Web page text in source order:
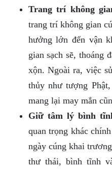
Trang trí không
trang trí không gian
hưởng lớn đến vận
gian sạch sẽ, thoáng
xộn. Ngoài ra, việc
thủy như tượng
mang lại may mắn
Giữ tâm lý bình
quan trọng khác
ngày cúng khai
thư thái, bình tĩnh